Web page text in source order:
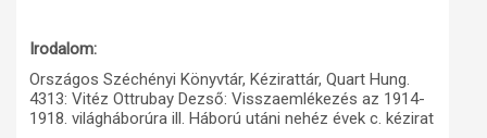
Irodalom:
Országos Széchényi Könyvtár, Kézirattár, Quart Hung.
4313: Vitéz Ottrubay Dezső: Visszaemlékezés az 1914-
1918. világháborúra ill. Háború utáni nehéz évek c. kézirat